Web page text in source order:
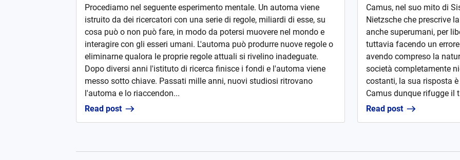
Procediamo nel seguente esperimento mentale. Un automa viene
istruito da dei ricercatori con una serie di regole, miliardi di esse, su
cosa può o non può fare, in modo da potersi muovere nel mondo e
interagire con gli esseri umani. L'automa può produrre nuove regole o
eliminarne qualora le proprie regole attuali si rivelino inadeguate.
Dopo diversi anni l'istituto di ricerca finisce i fondi e l'automa viene
messo sotto chiave. Passati mille anni, nuovi studiosi ritrovano
l'automa e lo riaccendon...
Read post
Camus, nel suo mito di
Nietzsche che prescrive
anche superumani, per
tuttavia facendo un
avendo compreso la
società completamente
costanti, la sua risposta
Camus dunque rifugge il
Read post